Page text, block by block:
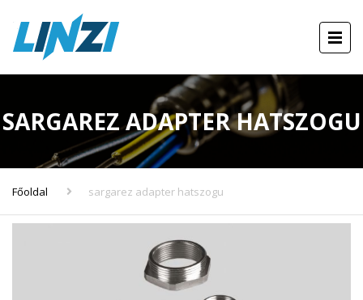
SARGAREZ ADAPTER HATSZOGU
Főoldal sargarez adapter hatszogu